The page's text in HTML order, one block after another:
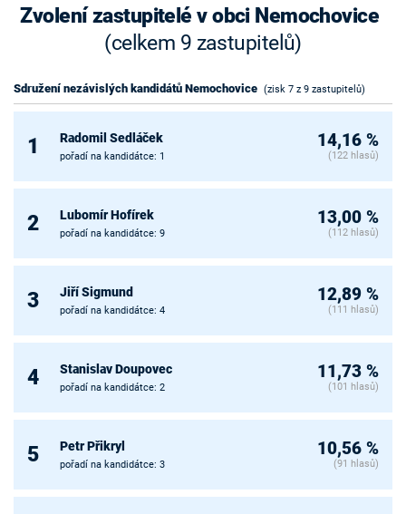
Zvolení zastupitelé v obci Nemochovice
(celkem 9 zastupitelů)
Sdružení nezávislých kandidátů Nemochovice (zisk 7 z 9 zastupitelů)
1 Radomil Sedláček
pořadí na kandidátce: 1
14,16 %
(122 hlasů)
2 Lubomír Hofírek
pořadí na kandidátce: 9
13,00 %
(112 hlasů)
3 Jiří Sigmund
pořadí na kandidátce: 4
12,89 %
(111 hlasů)
4 Stanislav Doupovec
pořadí na kandidátce: 2
11,73 %
(101 hlasů)
5 Petr Přikryl
pořadí na kandidátce: 3
10,56 %
(91 hlasů)